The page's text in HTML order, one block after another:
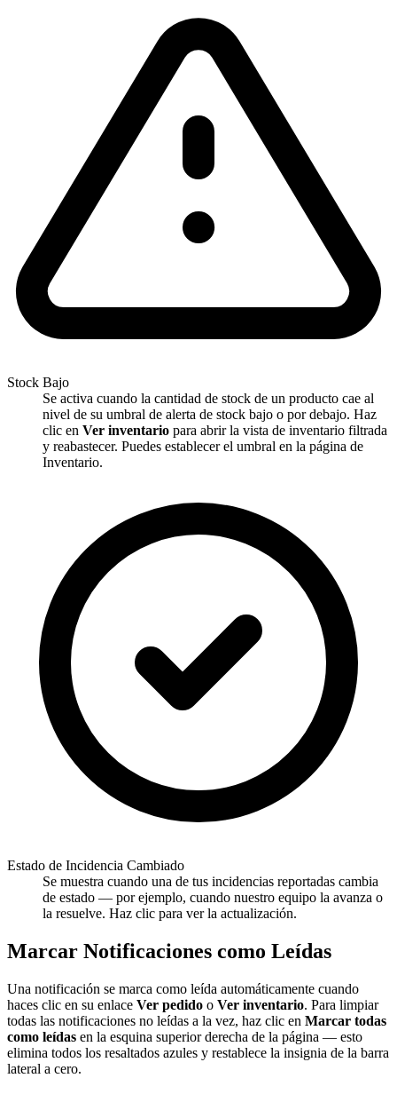
Stock Bajo
Se activa cuando la cantidad de stock de un producto cae al
nivel de su umbral de alerta de stock bajo o por debajo. Haz
clic en Ver inventario para abrir la vista de inventario filtrada
y reabastecer. Puedes establecer el umbral en la página de
Inventario.
Estado de Incidencia Cambiado
Se muestra cuando una de tus incidencias reportadas cambia
de estado — por ejemplo, cuando nuestro equipo la avanza o
la resuelve. Haz clic para ver la actualización.
Marcar Notificaciones como Leídas
Una notificación se marca como leída automáticamente cuando
haces clic en su enlace Ver pedido o Ver inventario. Para limpiar
todas las notificaciones no leídas a la vez, haz clic en Marcar todas
como leídas en la esquina superior derecha de la página — esto
elimina todos los resaltados azules y restablece la insignia de la barra
lateral a cero.